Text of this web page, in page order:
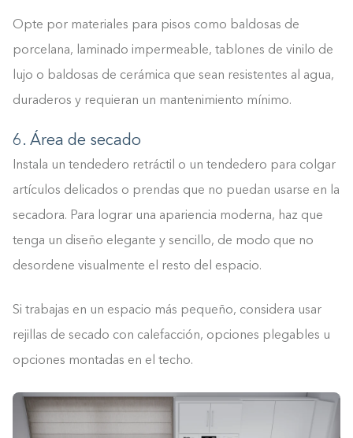
Opte por materiales para pisos como baldosas de
porcelana, laminado impermeable, tablones de vinilo de
lujo o baldosas de cerámica que sean resistentes al agua,
duraderos y requieran un mantenimiento mínimo.
6. Área de secado
Instala un tendedero retráctil o un tendedero para colgar
artículos delicados o prendas que no puedan usarse en la
secadora. Para lograr una apariencia moderna, haz que
tenga un diseño elegante y sencillo, de modo que no
desordene visualmente el resto del espacio.
Si trabajas en un espacio más pequeño, considera usar
rejillas de secado con calefacción, opciones plegables u
opciones montadas en el techo.